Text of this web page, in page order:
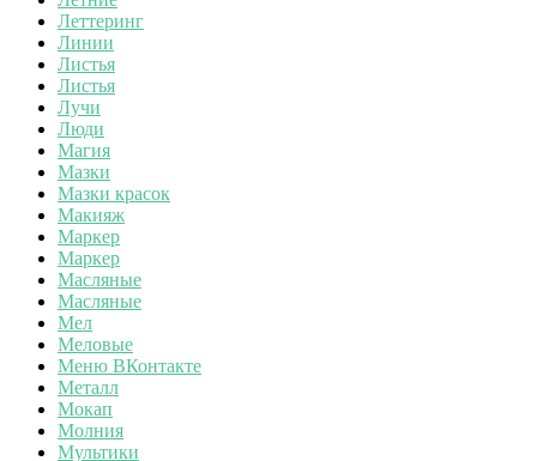
Леттеринг
Линии
Листья
Листья
Лучи
Люди
Магия
Мазки
Мазки красок
Макияж
Маркер
Маркер
Масляные
Масляные
Мел
Меловые
Меню ВКонтакте
Металл
Мокап
Молния
Мультики